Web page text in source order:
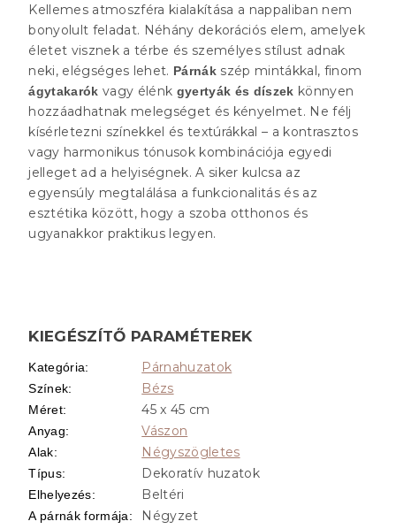
Kellemes atmoszféra kialakítása a nappaliban nem
bonyolult feladat. Néhány dekorációs elem, amelyek
életet visznek a térbe és személyes stílust adnak
neki, elégséges lehet. Párnákszép mintákkal, finom
ágytakarók vagy élénk gyertyák és díszek könnyen
hozzáadhatnak melegséget és kényelmet. Ne félj
kísérletezni színekkel és textúrákkal – a kontrasztos
vagy harmonikus tónusok kombinációja egyedi
jelleget ad a helyiségnek. A siker kulcsa az
egyensúly megtalálása a funkcionalitás és az
esztétika között, hogy a szoba otthonos és
ugyanakkor praktikus legyen.
KIEGÉSZÍTŐ PARAMÉTEREK
Kategória: Párnahuzatok
Színek: Bézs
Méret: 45 x 45 cm
Anyag: Vászon
Alak: Négyszögletes
Típus: Dekoratív huzatok
Elhelyezés: Beltéri
A párnák formája:
Négyzet